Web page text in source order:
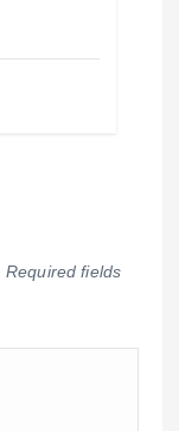
Required fields